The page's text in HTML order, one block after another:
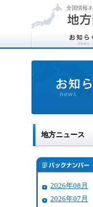
全国情報
地方ニュース
2026年08月
2026年07月